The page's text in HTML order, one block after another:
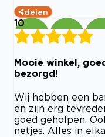
delen
10
Mooie winkel,
bezorgd!
Wij hebben een
en zijn erg
goed geholpen.
netjes. Alles in